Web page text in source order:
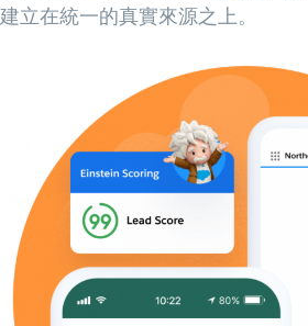
建立在統一的真實來源之上。